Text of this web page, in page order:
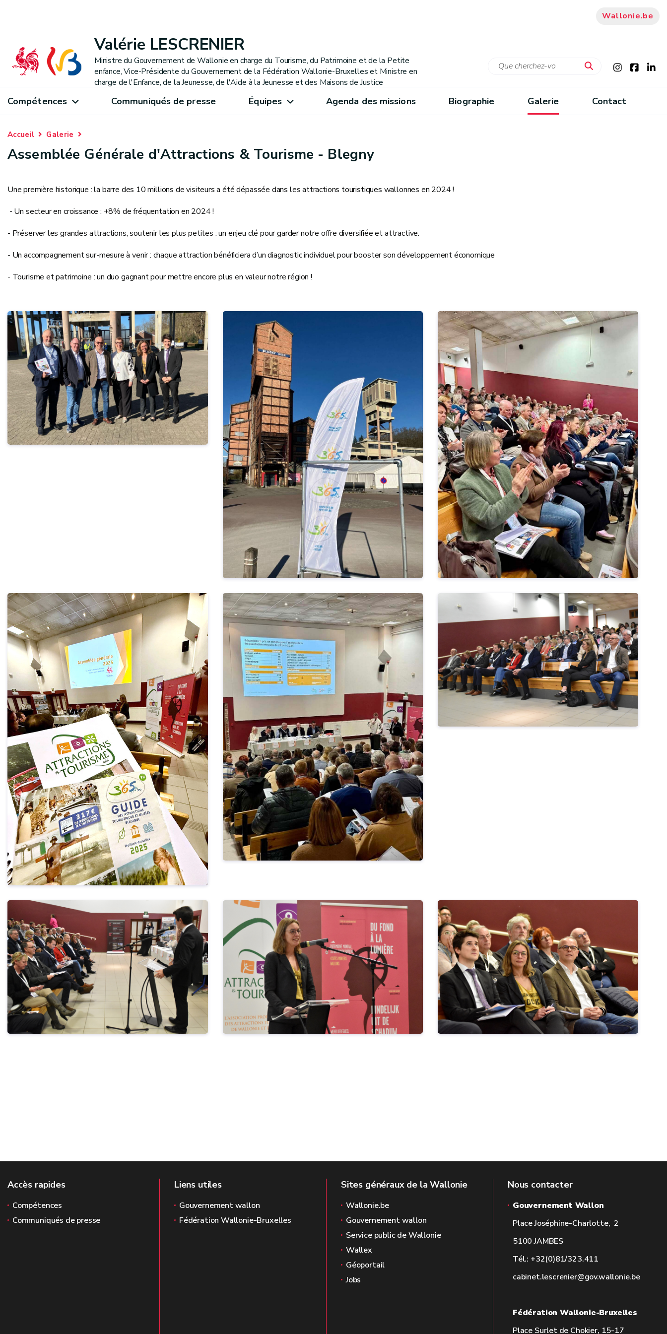
Wallonie.be
Valérie LESCRENIER
Ministre du Gouvernement de Wallonie en charge du Tourisme, du Patrimoine et de la Petite
enfance, Vice-Présidente du Gouvernement de la Fédération Wallonie-Bruxelles et Ministre en
charge de l'Enfance, de la Jeunesse, de l'Aide à la Jeunesse et des Maisons de Justice
Compétences Communiqués de presse Équipes Agenda des missions Biographie Galerie Contact
Accueil Galerie
Assemblée Générale d'Attractions & Tourisme - Blegny
Une première historique : la barre des 10 millions de visiteurs a été dépassée dans les attractions touristiques wallonnes en 2024 !
- Un secteur en croissance : +8% de fréquentation en 2024 !
- Préserver les grandes attractions, soutenir les plus petites : un enjeu clé pour garder notre offre diversifiée et attractive.
- Un accompagnement sur-mesure à venir : chaque attraction bénéficiera d’un diagnostic individuel pour booster son développement économique
- Tourisme et patrimoine : un duo gagnant pour mettre encore plus en valeur notre région !
Accès rapides
Compétences
Communiqués de presse
Liens utiles
Gouvernement wallon
Fédération Wallonie-Bruxelles
Sites généraux de la Wallonie
Wallonie.be
Gouvernement wallon
Service public de Wallonie
Wallex
Géoportail
Jobs
Nous contacter
Gouvernement Wallon
Place Joséphine-Charlotte, 2
5100 JAMBES
Tél.: +32(0)81/323.411
cabinet.lescrenier@gov.wallonie.be
Fédération Wallonie-Bruxelles
Place Surlet de Chokier, 15-17